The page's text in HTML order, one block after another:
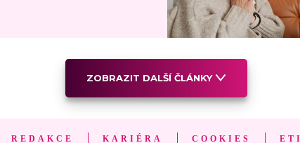
ZOBRAZIT DALŠÍ ČLÁNKY
REDAKCE KARIÉRA COOKIES